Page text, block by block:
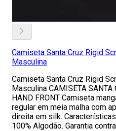
Camiseta Santa Cruz Rigid
Masculina
Camiseta Santa Cruz Rigid
Masculina CAMISETA SANTA
HAND FRONT Camiseta
regular em meia malha com
direita em silk.
100% Algodão. Garantia